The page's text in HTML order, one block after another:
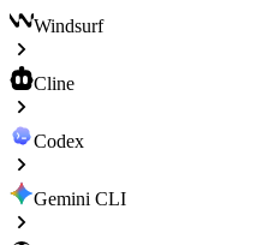
Windsurf
Cline
Codex
Gemini CLI